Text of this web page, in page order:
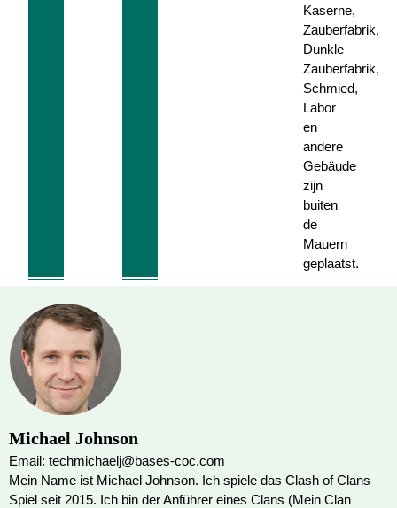
Kaserne,
Zauberfabrik,
Dunkle
Zauberfabrik,
Schmied,
Labor
en
andere
Gebäude
zijn
buiten
de
Mauern
geplaatst.
Michael Johnson
Email: techmichaelj@bases-coc.com
Mein Name ist Michael Johnson. Ich spiele das Clash of Clans
Spiel seit 2015. Ich bin der Anführer eines Clans (Mein Clan